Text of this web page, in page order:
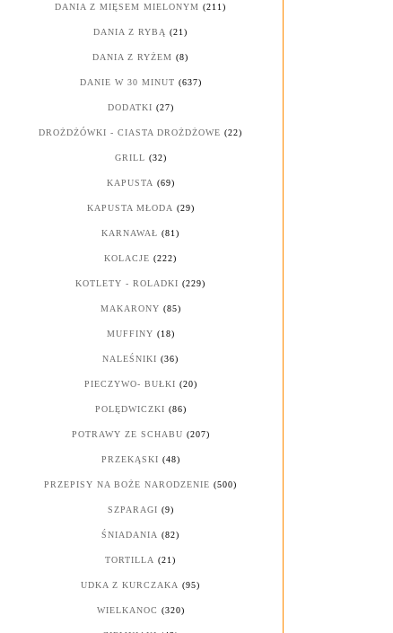
DANIA Z MIĘSEM MIELONYM (211)
DANIA Z RYBĄ (21)
DANIA Z RYŻEM (8)
DANIE W 30 MINUT (637)
DODATKI (27)
DROŻDŻÓWKI - CIASTA DROŻDŻOWE (22)
GRILL (32)
KAPUSTA (69)
KAPUSTA MŁODA (29)
KARNAWAŁ (81)
KOLACJE (222)
KOTLETY - ROLADKI (229)
MAKARONY (85)
MUFFINY (18)
NALEŚNIKI (36)
PIECZYWO- BUŁKI (20)
POLĘDWICZKI (86)
POTRAWY ZE SCHABU (207)
PRZEKĄSKI (48)
PRZEPISY NA BOŻE NARODZENIE (500)
SZPARAGI (9)
ŚNIADANIA (82)
TORTILLA (21)
UDKA Z KURCZAKA (95)
WIELKANOC (320)